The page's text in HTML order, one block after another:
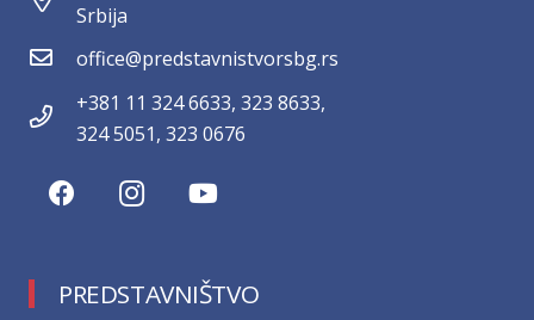
Srbija
office@predstavnistvorsbg.rs
+381 11 324 6633, 323 8633,
324 5051, 323 0676
PREDSTAVNIŠTVO